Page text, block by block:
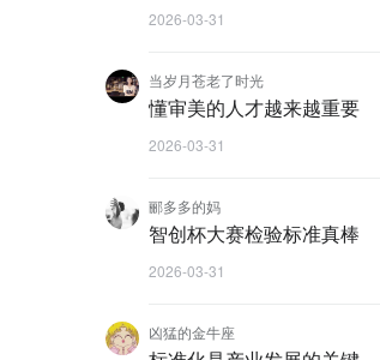
2026-03-31
当岁月苍老了时光
懂审美的人才越来越重要
2026-03-31
郦多多的妈
智创杯大赛检验标准真棒
2026-03-31
凶猛的金牛座